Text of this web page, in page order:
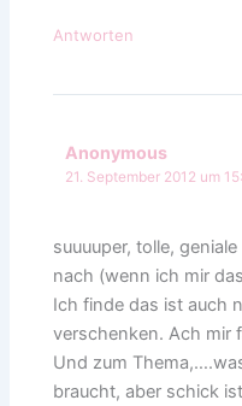
Antworten
Anonymous
21. September 2012 um
suuuuper, tolle,
nach (wenn ich mir
Ich finde das ist auch
verschenken. Ach mir
Und zum
braucht, aber schick